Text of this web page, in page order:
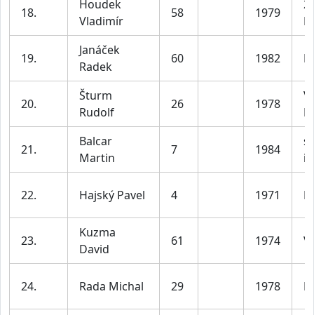
18.
Houdek
Vladimír
58 1979
19.
Janáček
Radek
60 1982
20.
Šturm
Rudolf
26 1978
21.
Balcar
Martin
7 1984
22. Hajský Pavel 4 1971
23.
Kuzma
David
61 1974
24. Rada Michal 29 1978